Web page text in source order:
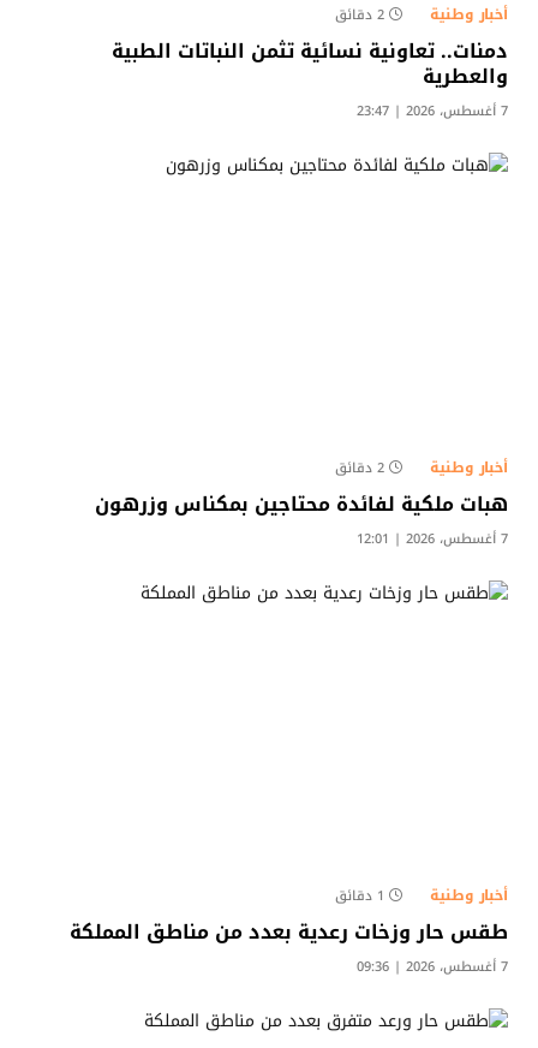
أخبار وطنية 2 دقائق
دمنات.. تعاونية نسائية تثمن النباتات الطبية
والعطرية
7 أغسطس، 2026 | 23:47
أخبار وطنية 2 دقائق
هبات ملكية لفائدة محتاجين بمكناس وزرهون
7 أغسطس، 2026 | 12:01
أخبار وطنية 1 دقائق
طقس حار وزخات رعدية بعدد من مناطق المملكة
7 أغسطس، 2026 | 09:36